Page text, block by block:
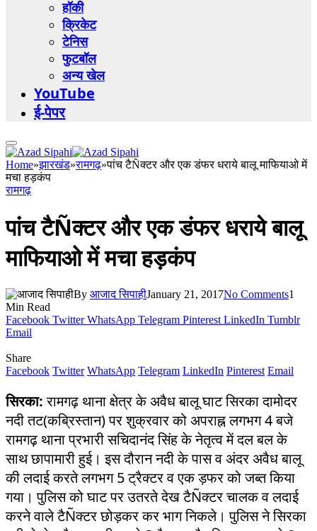
हॉकी
क्रिकेट
टेनिस
फुटबॉल
अन्य खेल
YouTube
ई-पेपर
Home»झारखंड»रामगढ़»पांच टैÑक्टर और एक डंफर धराये बालू माफियाओ में
मचा हड़कंप
रामगढ़
पांच टैÑक्टर और एक डंफर धराये बालू
माफियाओ में मचा हड़कंप
By आजाद सिपाहीJanuary 21, 2017No Comments1
Min Read
Facebook Twitter WhatsApp Telegram Pinterest LinkedIn Tumblr
Email
Share
Facebook Twitter WhatsApp Telegram LinkedIn Pinterest Email
सिरका:रामगढ़ थाना क्षेत्र के अवैध बालू घाट सिरका दामोदर
नदी तट(कब्रिस्तान) पर शुक्रवार को अपराह्न लगभग 4 बजे
रामगढ़ थाना प्रभारी सचिदानंद सिंह के नेतृत्व में दल बल के
साथ छापामारी हुई। इस दौरान नदी के पास व अंदर अवैध बालू
की लदाई करते लगभग 5 ट्रैक्टर व एक ड़फर को जब्त किया
गया। पुलिस को घाट पर उतरते देख टैÑक्टर चालक व लदाई
करने वाले टैÑक्टर छोड़कर कर भाग निकले। पुलिस ने सिरका